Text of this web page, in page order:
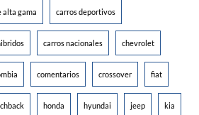
alta gama carros deportivos
carros nacionales chevrolet
comentarios crossover fiat
honda hyundai jeep kia